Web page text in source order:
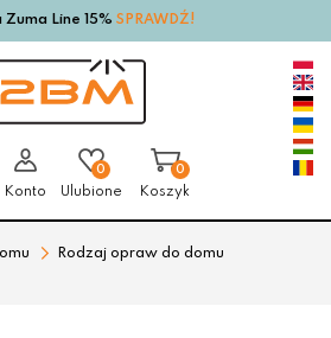
Zuma Line 15% SPRAWDŹ!
Konto
0
Ulubione
0
Koszyk
Rodzaj opraw do domu